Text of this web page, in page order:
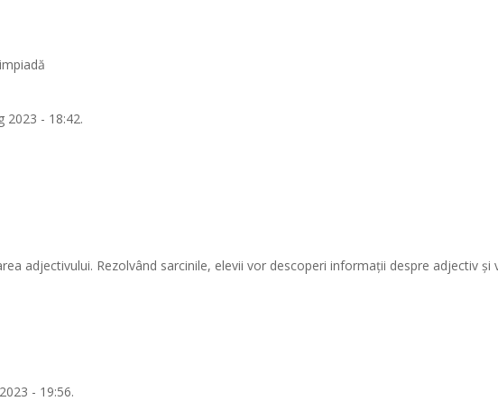
2023 - 18:42.
adjectivului. Rezolvând sarcinile, elevii vor descoperi informaţii despre adjectiv şi
- 19:56.